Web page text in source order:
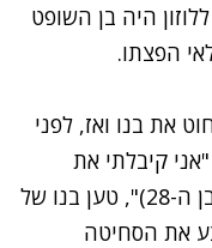
היה בן השופט
את בנו ואז, לפני
קיבלתי את
הסרטון לטלפון שלי ממנו (הכוונה לבן ה-28)", טען בנו של
את הסחיטה